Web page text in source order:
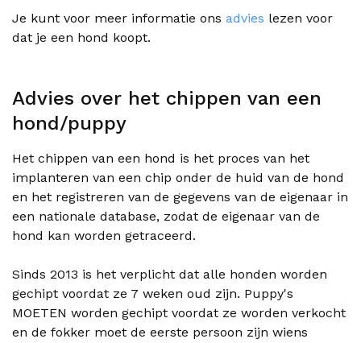
Je kunt voor meer informatie ons advies lezen voor
dat je een hond koopt.
Advies over het chippen van een
hond/puppy
Het chippen van een hond is het proces van het
implanteren van een chip onder de huid van de hond
en het registreren van de gegevens van de eigenaar in
een nationale database, zodat de eigenaar van de
hond kan worden getraceerd.
Sinds 2013 is het verplicht dat alle honden worden
gechipt voordat ze 7 weken oud zijn. Puppy's
MOETEN worden gechipt voordat ze worden verkocht
en de fokker moet de eerste persoon zijn wiens